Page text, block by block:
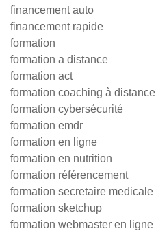
financement auto
financement rapide
formation
formation a distance
formation act
formation coaching à distance
formation cybersécurité
formation emdr
formation en ligne
formation en nutrition
formation référencement
formation secretaire medicale
formation sketchup
formation webmaster en ligne